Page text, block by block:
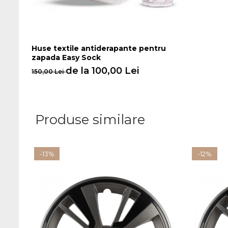
Huse textile antiderapante pentru
zapada Easy Sock
150,00 Leide la 100,00 Lei
Produse similare
-13% -12%